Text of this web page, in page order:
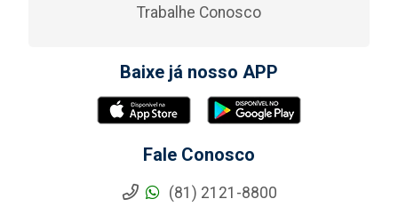
Trabalhe Conosco
Baixe já nosso APP
Fale Conosco
(81) 2121-8800